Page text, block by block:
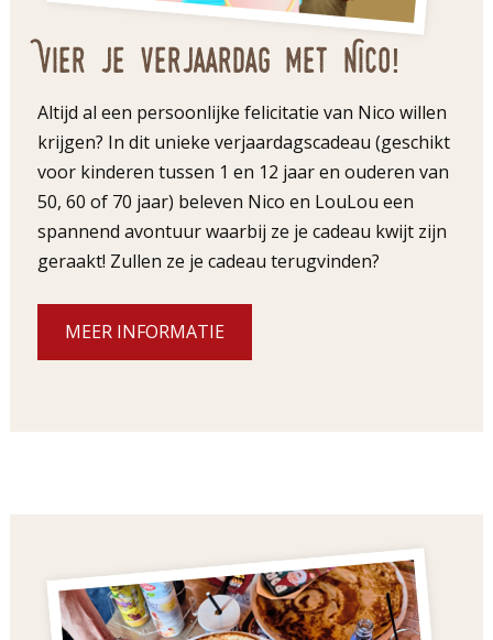
Vier je verjaardag met Nico!
Altijd al een persoonlijke felicitatie van Nico willen
krijgen? In dit unieke verjaardagscadeau (geschikt
voor kinderen tussen 1 en 12 jaar en ouderen van
50, 60 of 70 jaar) beleven Nico en LouLou een
spannend avontuur waarbij ze je cadeau kwijt zijn
geraakt! Zullen ze je cadeau terugvinden?
MEER INFORMATIE